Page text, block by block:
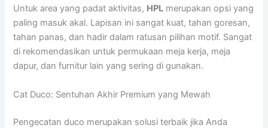
Untuk area yang padat aktivitas, HPL merupakan opsi yang
paling masuk akal. Lapisan ini sangat kuat, tahan goresan,
tahan panas, dan hadir dalam ratusan pilihan motif. Sangat
di rekomendasikan untuk permukaan meja kerja, meja
dapur, dan furnitur lain yang sering di gunakan.
Cat Duco: Sentuhan Akhir Premium yang Mewah
Pengecatan duco merupakan solusi terbaik jika Anda